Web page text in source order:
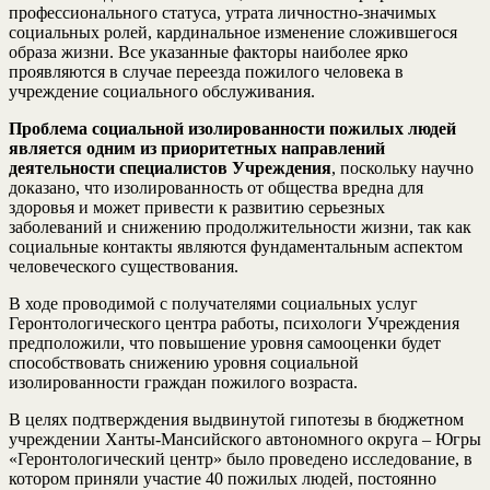
профессионального статуса, утрата личностно-значимых
социальных ролей, кардинальное изменение сложившегося
образа жизни. Все указанные факторы наиболее ярко
проявляются в случае переезда пожилого человека в
учреждение социального обслуживания.
Проблема социальной изолированности пожилых людей
является одним из приоритетных направлений
деятельности специалистов Учреждения, поскольку научно
доказано, что изолированность от общества вредна для
здоровья и может привести к развитию серьезных
заболеваний и снижению продолжительности жизни, так как
социальные контакты являются фундаментальным аспектом
человеческого существования.
В ходе проводимой с получателями социальных услуг
Геронтологического центра работы, психологи Учреждения
предположили, что повышение уровня самооценки будет
способствовать снижению уровня социальной
изолированности граждан пожилого возраста.
В целях подтверждения выдвинутой гипотезы в бюджетном
учреждении Ханты-Мансийского автономного округа – Югры
«Геронтологический центр» было проведено исследование, в
котором приняли участие 40 пожилых людей, постоянно